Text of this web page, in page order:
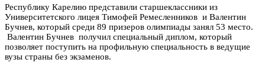
Республику Карелию представили старшеклассники из
Университетского лицея Тимофей Ремесленников и Валентин
Бучнев, который среди 89 призеров олимпиады занял 53 место.
Валентин Бучнев получил специальный диплом, который
позволяет поступить на профильную специальность в ведущие
вузы страны без экзаменов.